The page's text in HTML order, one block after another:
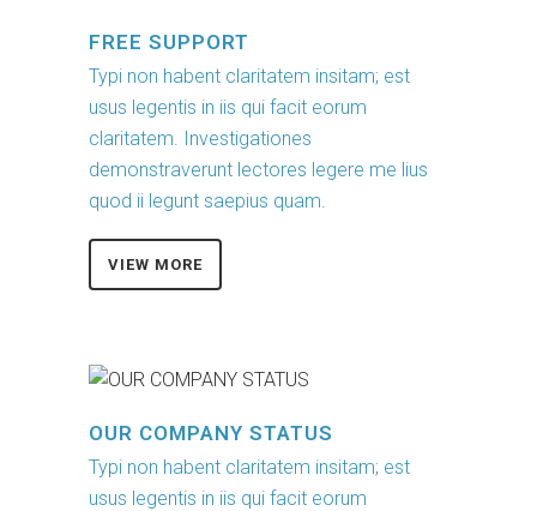
FREE SUPPORT
Typi non habent claritatem insitam; est
usus legentis in iis qui facit eorum
claritatem. Investigationes
demonstraverunt lectores legere me lius
quod ii legunt saepius quam.
VIEW MORE
OUR COMPANY STATUS
Typi non habent claritatem insitam; est
usus legentis in iis qui facit eorum